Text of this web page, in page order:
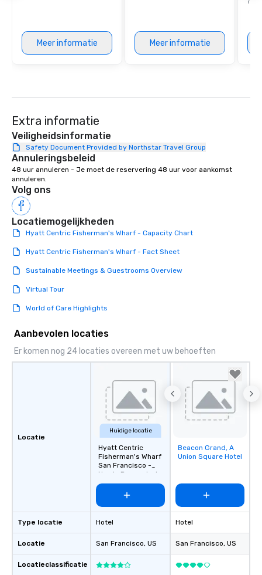
Meer informatie Meer informatie
Extra informatie
Veiligheidsinformatie
Safety Document Provided by Northstar Travel Group
Annuleringsbeleid
48 uur annuleren - Je moet de reservering 48 uur voor aankomst
annuleren.
Volg ons
Locatiemogelijkheden
Hyatt Centric Fisherman's Wharf - Capacity Chart
Hyatt Centric Fisherman's Wharf - Fact Sheet
Sustainable Meetings & Guestrooms Overview
Virtual Tour
World of Care Highlights
Aanbevolen locaties
Er komen nog 24 locaties overeen met uw behoeften
Locatie
Type locatie
Locatie
Locatieclassificatie
Huidige locatie
Hyatt Centric
Fisherman's Wharf
San Francisco -
Newly Renovated
Hotel
San Francisco, US
Removed from
favorites
Beacon Grand, A
Union Square Hotel
Hotel
San Francisco, US